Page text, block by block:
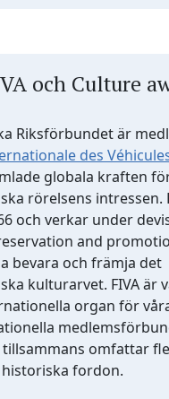
och Culture
Riksförbundet är
des
globala kraften
rörelsens intressen.
och verkar under
and
bevara och främja det
kulturarvet. FIVA är
organ för
tillsammans omfattar
fordon.